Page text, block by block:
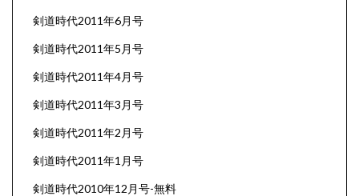
剣道時代2011年6月号
剣道時代2011年5月号
剣道時代2011年4月号
剣道時代2011年3月号
剣道時代2011年2月号
剣道時代2011年1月号
剣道時代2010年12月号-無料